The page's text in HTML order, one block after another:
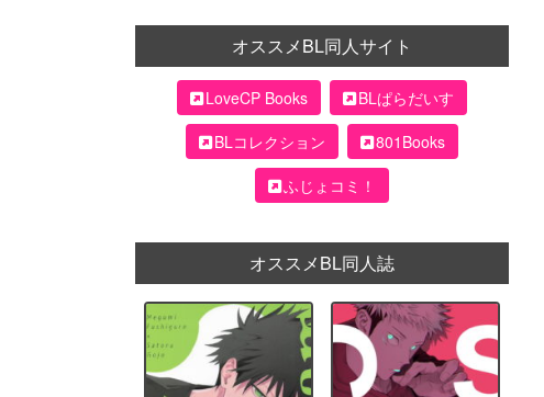
オススメBL同人サイト
LoveCP Books
BLぱらだいす
BLコレクション
801Books
ふじょコミ！
オススメBL同人誌